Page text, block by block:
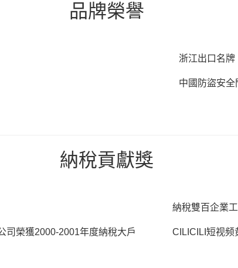
品牌榮譽
浙江出口名牌
中國防盜安
納稅貢獻獎
司榮獲2000-2001年度納稅大戶
納稅雙百企業
CILICILI短视频